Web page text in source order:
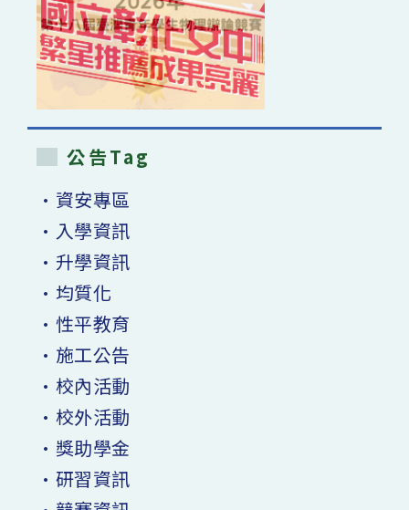
公告Tag
•資安專區
•入學資訊
•升學資訊
•均質化
•性平教育
•施工公告
•校內活動
•校外活動
•獎助學金
•研習資訊